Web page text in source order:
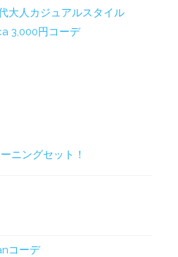
大人カジュアルスタイル
3,000円コーデ
ニングセット！
コーデ